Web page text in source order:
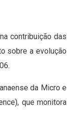
contribuição das
sobre a evolução
da Micro e
que monitora